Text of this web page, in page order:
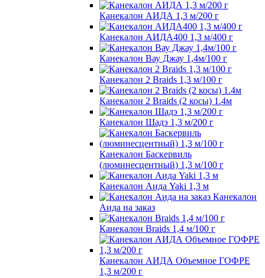
Канекалон АИДА 1,3 м/200 г
Канекалон АИДА400 1,3 м/400 г
Канекалон Вау Джау 1,4м/100 г
Канекалон 2 Braids 1,3 м/100 г
Канекалон 2 Braids (2 косы) 1.4м
Канекалон Шадэ 1,3 м/200 г
Канекалон Баскервиль
(люминесцентный) 1,3 м/100 г
Канекалон Аида Yaki 1,3 м
Канекалон
Аида на заказ
Канекалон Braids 1,4 м/100 г
Канекалон АИДА Объемное ГОФРЕ
1,3 м/200 г